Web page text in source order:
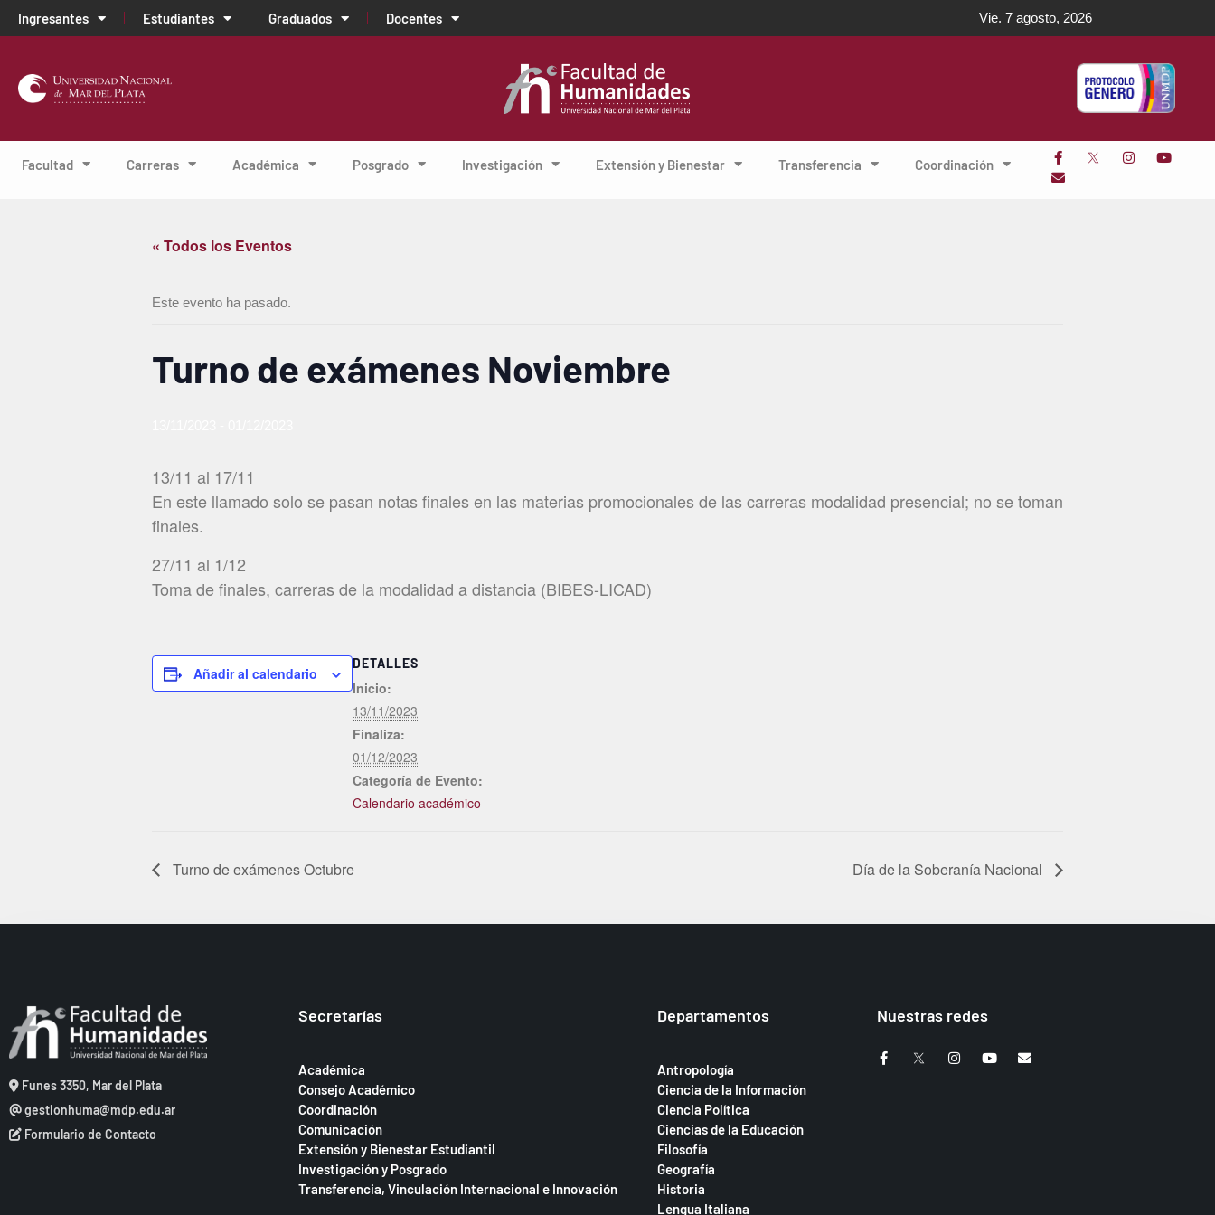
Ingresantes Estudiantes Graduados Docentes Vie. 7 agosto, 2026
Facultad Carreras Académica Posgrado Investigación Extensión y Bienestar Transferencia Coordinación
« Todos los Eventos
Este evento ha pasado.
Turno de exámenes Noviembre
13/11 al 17/11
En este llamado solo se pasan notas finales en las materias promocionales de las carreras modalidad presencial; no se toman
finales.
27/11 al 1/12
Toma de finales, carreras de la modalidad a distancia (BIBES-LICAD)
Añadir al calendario
DETALLES
Inicio:
13/11/2023
Finaliza:
01/12/2023
Categoría de Evento:
Calendario académico
Turno de exámenes Octubre Día de la Soberanía Nacional
Funes 3350, Mar del Plata
gestionhuma@mdp.edu.ar
Formulario de Contacto
Secretarías
Académica
Consejo Académico
Coordinación
Comunicación
Extensión y Bienestar Estudiantil
Investigación y Posgrado
Transferencia, Vinculación Internacional e Innovación
Departamentos
Antropología
Ciencia de la Información
Ciencia Política
Ciencias de la Educación
Filosofía
Geografía
Historia
Lengua Italiana
Nuestras redes